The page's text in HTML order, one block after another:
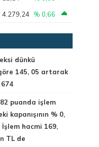
4.279,24 % 0,66
dünkü
145, 05 artarak
puanda işlem
kapanışının % 0,
hacmi 169,
TL de